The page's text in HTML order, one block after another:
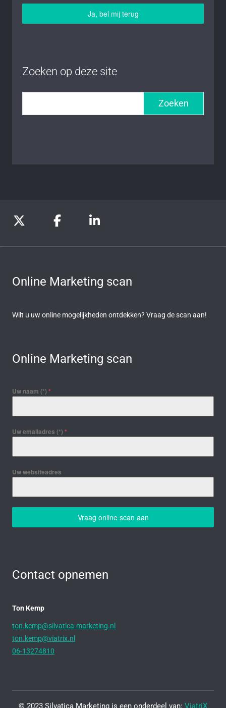
Ja, bel mij terug
Zoeken op deze site
Zoeken
Online Marketing scan
Wilt u uw online mogelijkheden ontdekken? Vraag de scan aan!
Online Marketing scan
Uw naam (*) *
Uw emailadres (*) *
Uw websiteadres
Vraag online scan aan
Contact opnemen
Ton Kemp
ton.kemp@silvatica-marketing.nl
ton.kemp@viatrix.nl
06-13274810
© 2023 Silvatica Marketing is een onderdeel van: ViatriX